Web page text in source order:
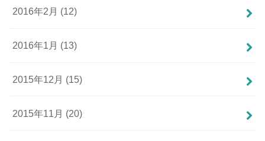
2016年2月 (12)
2016年1月 (13)
2015年12月 (15)
2015年11月 (20)